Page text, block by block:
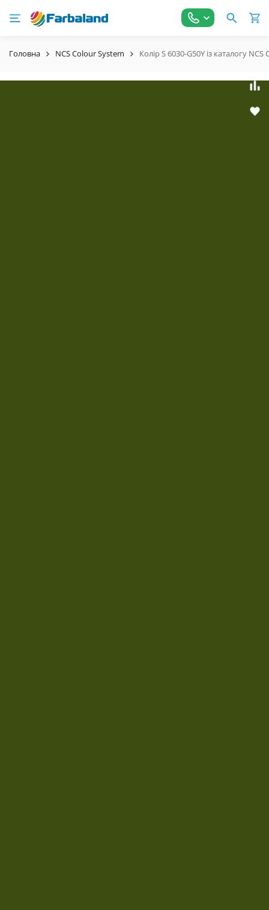
Головна NCS Colour System Колір S 6030-G50Y із каталогу